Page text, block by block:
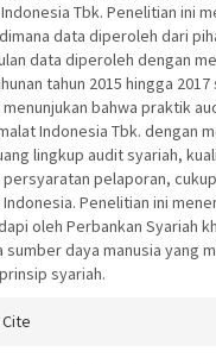
Tbk. Penelitian ini
data diperoleh dari
data diperoleh dengan
tahun 2015 hingga
bahwa praktik
Indonesia Tbk. dengan
lingkup audit syariah,
persyaratan pelaporan,
Penelitian ini
oleh Perbankan Syariah
sumber daya manusia yang
syariah.